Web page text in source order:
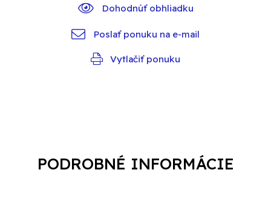
Dohodnúť obhliadku
Poslať ponuku na e-mail
Vytlačiť ponuku
PODROBNÉ INFORMÁCIE